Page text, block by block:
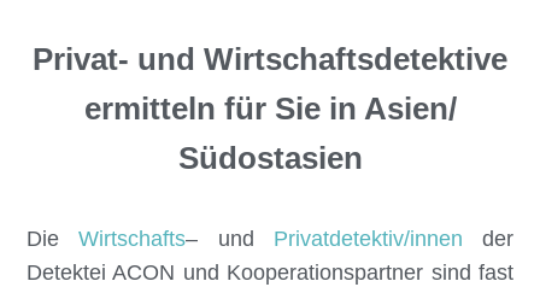
Privat- und Wirtschaftsdetektive
ermitteln für Sie in Asien/
Südostasien
DieWirtschafts– und Privatdetektiv/innen der
Detektei ACON und Kooperationspartner sind fast